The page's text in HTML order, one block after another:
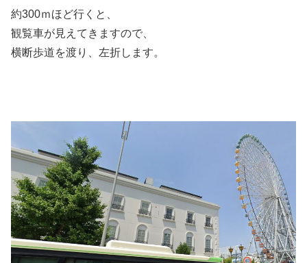
約300ｍほど行くと、
観覧車が見えてきますので、
横断歩道を渡り、左折します。